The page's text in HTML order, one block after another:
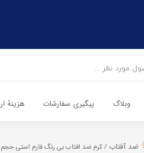
وبلاگ پیگیری سفارشات هزینهٔ
این صفحه را با دوستان خود
ضد آفتاب / کرم ضد افتاب بی رنگ فارم استی حجم 30 میل کره ای
این صفحه را با دوستان خود